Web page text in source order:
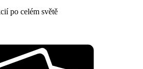
po celém světě